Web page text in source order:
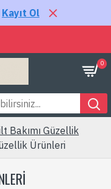
Kayıt Ol
0
Bakımı Güzellik
Ürünleri